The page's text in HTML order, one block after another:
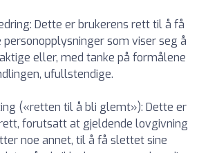
Dette er brukerens rett til å få
personopplysninger som viser seg å
eller, med tanke på formålene
ufullstendige.
(«retten til å bli glemt»): Dette er
forutsatt at gjeldende lovgivning
noe annet, til å få slettet sine